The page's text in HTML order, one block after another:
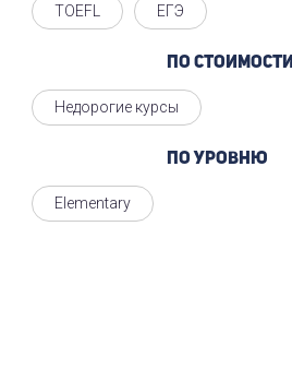
TOEFL ЕГЭ
По стоимости
Недорогие курсы
По уровню
Elementary